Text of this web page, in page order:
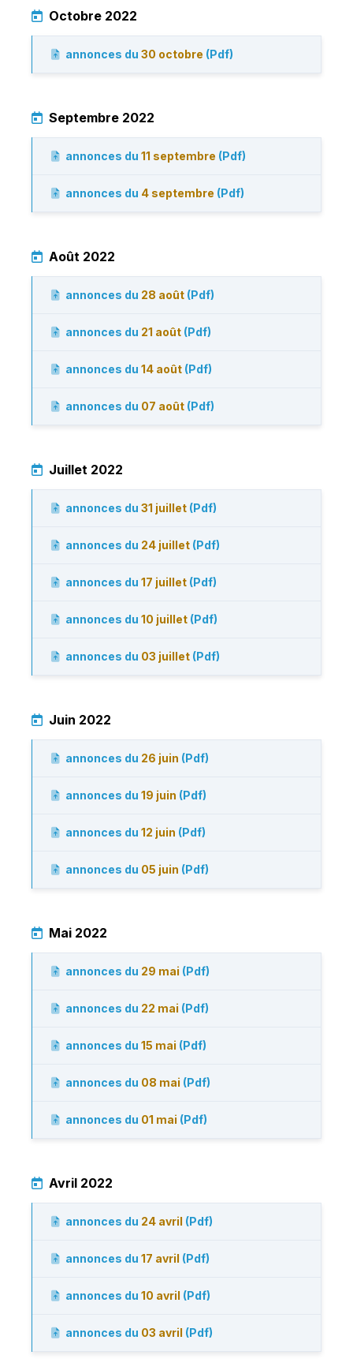
Octobre 2022
annonces du 30 octobre (Pdf)
Septembre 2022
annonces du 11 septembre (Pdf)
annonces du 4 septembre (Pdf)
Août 2022
annonces du 28 août (Pdf)
annonces du 21 août (Pdf)
annonces du 14 août (Pdf)
annonces du 07 août (Pdf)
Juillet 2022
annonces du 31 juillet (Pdf)
annonces du 24 juillet (Pdf)
annonces du 17 juillet (Pdf)
annonces du 10 juillet (Pdf)
annonces du 03 juillet (Pdf)
Juin 2022
annonces du 26 juin (Pdf)
annonces du 19 juin (Pdf)
annonces du 12 juin (Pdf)
annonces du 05 juin (Pdf)
Mai 2022
annonces du 29 mai (Pdf)
annonces du 22 mai (Pdf)
annonces du 15 mai (Pdf)
annonces du 08 mai (Pdf)
annonces du 01 mai (Pdf)
Avril 2022
annonces du 24 avril (Pdf)
annonces du 17 avril (Pdf)
annonces du 10 avril (Pdf)
annonces du 03 avril (Pdf)